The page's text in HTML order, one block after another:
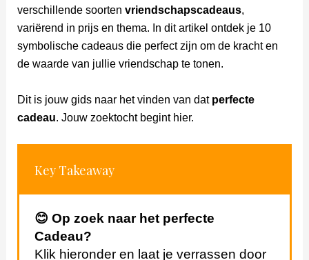
verschillende soorten vriendschapscadeaus,
variërend in prijs en thema. In dit artikel ontdek je 10
symbolische cadeaus die perfect zijn om de kracht en
de waarde van jullie vriendschap te tonen.
Dit is jouw gids naar het vinden van dat perfecte
cadeau. Jouw zoektocht begint hier.
Key Takeaway
😊 Op zoek naar het perfecte
Cadeau?
Klik hieronder en laat je verrassen door